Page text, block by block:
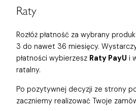
Raty
Rozłóż płatność za wybrany
3 do nawet 36 miesięcy.
płatności wybierzesz Raty PayU i
ratalny.
Po pozytywnej decyzji ze strony
zaczniemy realizować Twoje